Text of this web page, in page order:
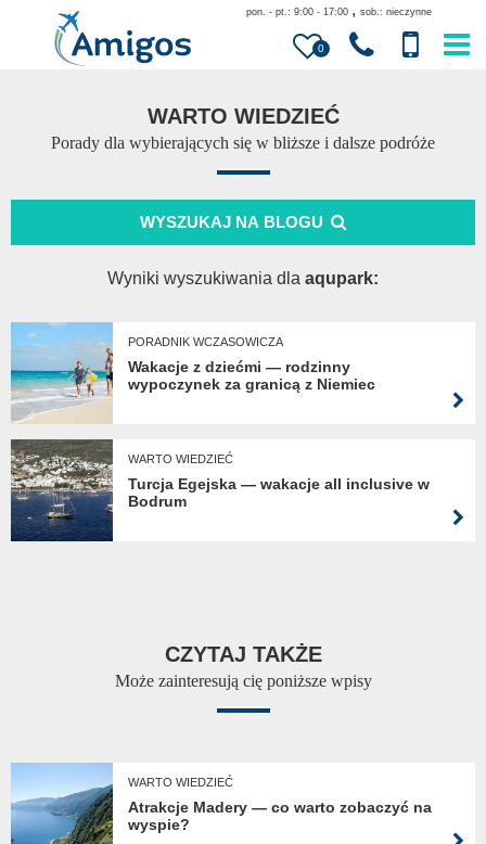
0
pon. - pt.: 9:00 - 17:00 , sob.: nieczynne
WARTO WIEDZIEĆ
Porady dla wybierających się w bliższe i dalsze podróże
WYSZUKAJ NA BLOGU
Wyniki wyszukiwania dla aqupark:
PORADNIK WCZASOWICZA
Wakacje z dziećmi — rodzinny
wypoczynek za granicą z Niemiec
WARTO WIEDZIEĆ
Turcja Egejska — wakacje all inclusive w
Bodrum
CZYTAJ TAKŻE
Może zainteresują cię poniższe wpisy
WARTO WIEDZIEĆ
Atrakcje Madery — co warto zobaczyć na
wyspie?